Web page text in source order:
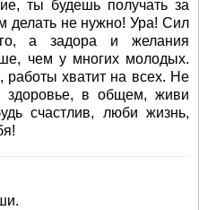
ты будешь получать за
делать не нужно! Ура! Сил
а задора и желания
чем у многих молодых.
работы хватит на всех. Не
в общем, живи
счастлив, люби жизнь,